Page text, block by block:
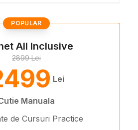
POPULAR
All Inclusive
2899 Lei
Lei
Manuala
de Cursuri Practice